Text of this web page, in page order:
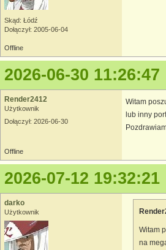
Skąd: Łódź
Dołączył: 2005-06-04
Offline
2026-06-30 11:26:47
Render2412
Użytkownik
Dołączył: 2026-06-30
Witam
lub inny
Offline
2026-07-12 19:32:21
darko
Użytkownik
Witam
na